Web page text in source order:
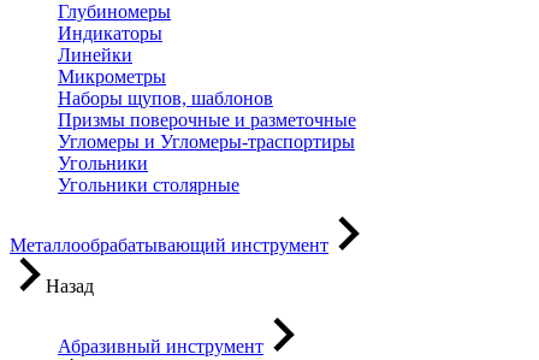
Глубиномеры
Индикаторы
Линейки
Микрометры
Наборы щупов, шаблонов
Призмы поверочные и разметочные
Угломеры и Угломеры-траспортиры
Угольники
Угольники столярные
Металлообрабатывающий инструмент
Назад
Абразивный инструмент